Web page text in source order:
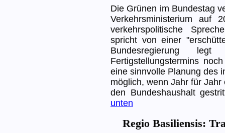
Die Grünen im Bundestag
Verkehrsministerium auf
verkehrspolitische
spricht von einer
Bundesregierung
Fertigstellungstermins
eine sinnvolle Planung des
möglich, wenn Jahr für
den Bundeshaushalt
unten
Regio Basiliensis: